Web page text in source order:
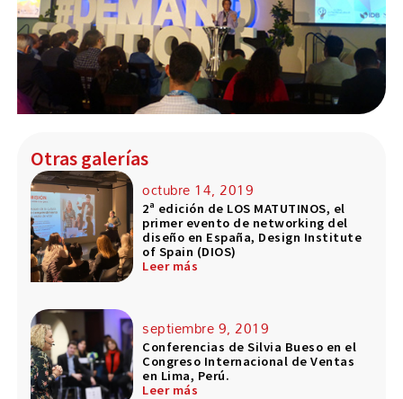
Otras galerías
octubre 14, 2019
2ª edición de LOS MATUTINOS, el
primer evento de networking del
diseño en España, Design Institute
of Spain (DIOS)
Leer más
septiembre 9, 2019
Conferencias de Silvia Bueso en el
Congreso Internacional de Ventas
en Lima, Perú.
Leer más